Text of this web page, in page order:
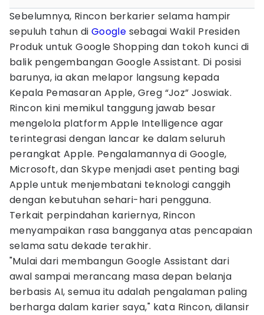
Sebelumnya, Rincon berkarier selama hampir
sepuluh tahun di Google sebagai Wakil Presiden
Produk untuk Google Shopping dan tokoh kunci di
balik pengembangan Google Assistant. Di posisi
barunya, ia akan melapor langsung kepada
Kepala Pemasaran Apple, Greg “Joz” Joswiak.
Rincon kini memikul tanggung jawab besar
mengelola platform Apple Intelligence agar
terintegrasi dengan lancar ke dalam seluruh
perangkat Apple. Pengalamannya di Google,
Microsoft, dan Skype menjadi aset penting bagi
Apple untuk menjembatani teknologi canggih
dengan kebutuhan sehari-hari pengguna.
Terkait perpindahan kariernya, Rincon
menyampaikan rasa bangganya atas pencapaian
selama satu dekade terakhir.
"Mulai dari membangun Google Assistant dari
awal sampai merancang masa depan belanja
berbasis AI, semua itu adalah pengalaman paling
berharga dalam karier saya," kata Rincon, dilansir